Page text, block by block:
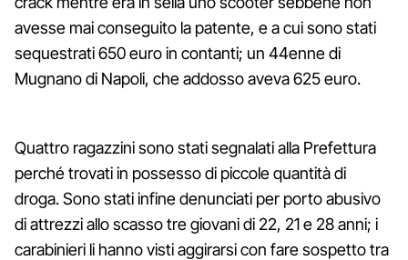
avesse mai conseguito la patente, e a cui sono stati
sequestrati 650 euro in contanti; un 44enne di
Mugnano di Napoli, che addosso aveva 625 euro.
Quattro ragazzini sono stati segnalati alla Prefettura
perché trovati in possesso di piccole quantità di
droga. Sono stati infine denunciati per porto abusivo
di attrezzi allo scasso tre giovani di 22, 21 e 28 anni; i
carabinieri li hanno visti aggirarsi con fare sospetto tra